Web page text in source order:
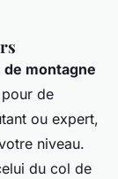
montagne
de
ou expert,
niveau.
du col de